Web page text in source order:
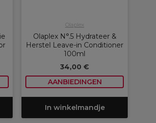
Olaplex
Olaplex N°.5 Hydrateer &
Herstel Leave-in Conditioner
100ml
34,00 €
AANBIEDINGEN
In winkelmandje